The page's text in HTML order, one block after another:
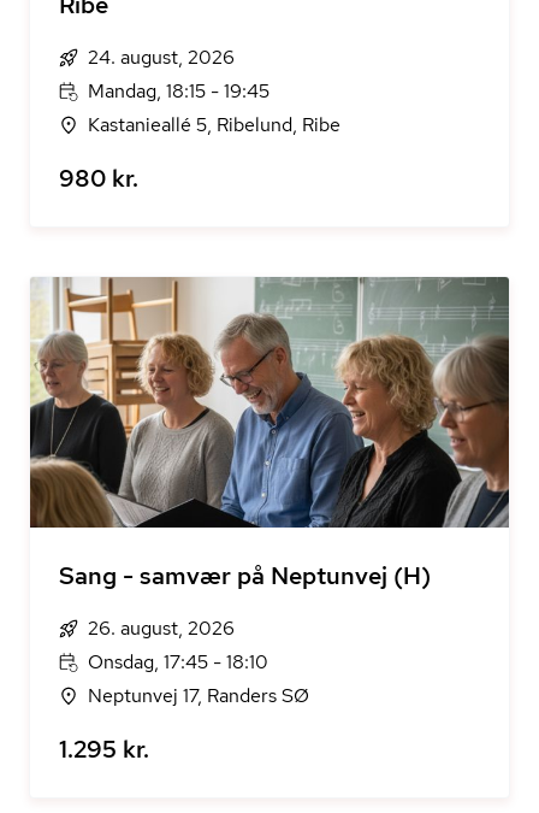
24. august, 2026
Mandag, 18:15 - 19:45
Kastanieallé 5, Ribelund, Ribe
980 kr.
Sang - samvær på Neptunvej (H)
26. august, 2026
Onsdag, 17:45 - 18:10
Neptunvej 17, Randers SØ
1.295 kr.